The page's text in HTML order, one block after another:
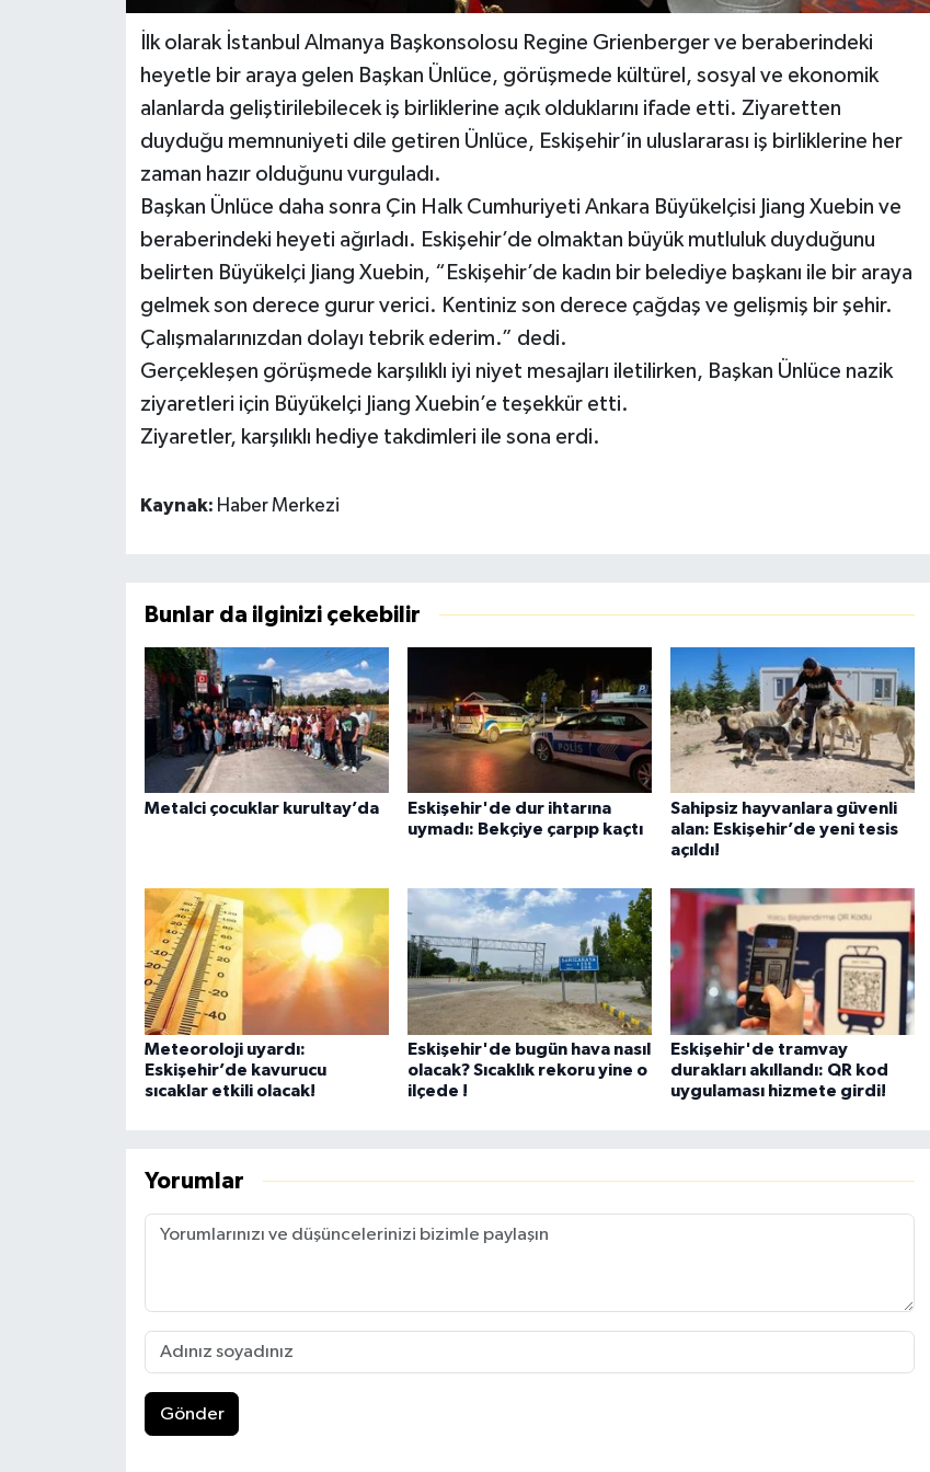
İlk olarak İstanbul Almanya Başkonsolosu Regine Grienberger ve beraberindeki
heyetle bir araya gelen Başkan Ünlüce, görüşmede kültürel, sosyal ve ekonomik
alanlarda geliştirilebilecek iş birliklerine açık olduklarını ifade etti. Ziyaretten
duyduğu memnuniyeti dile getiren Ünlüce, Eskişehir’in uluslararası iş birliklerine her
zaman hazır olduğunu vurguladı.
Başkan Ünlüce daha sonra Çin Halk Cumhuriyeti Ankara Büyükelçisi Jiang Xuebin ve
beraberindeki heyeti ağırladı. Eskişehir’de olmaktan büyük mutluluk duyduğunu
belirten Büyükelçi Jiang Xuebin, “Eskişehir’de kadın bir belediye başkanı ile bir araya
gelmek son derece gurur verici. Kentiniz son derece çağdaş ve gelişmiş bir şehir.
Çalışmalarınızdan dolayı tebrik ederim.” dedi.
Gerçekleşen görüşmede karşılıklı iyi niyet mesajları iletilirken, Başkan Ünlüce nazik
ziyaretleri için Büyükelçi Jiang Xuebin’e teşekkür etti.
Ziyaretler, karşılıklı hediye takdimleri ile sona erdi.
Kaynak: Haber Merkezi
Bunlar da ilginizi çekebilir
Metalci çocuklar kurultay’da
Eskişehir'de dur ihtarına
uymadı: Bekçiye çarpıp kaçtı
Sahipsiz hayvanlara güvenli
alan: Eskişehir’de yeni tesis
açıldı!
Meteoroloji uyardı:
Eskişehir’de kavurucu
sıcaklar etkili olacak!
Eskişehir'de bugün hava nasıl
olacak? Sıcaklık rekoru yine o
ilçede !
Eskişehir'de tramvay
durakları akıllandı: QR kod
uygulaması hizmete girdi!
Yorumlar
Gönder